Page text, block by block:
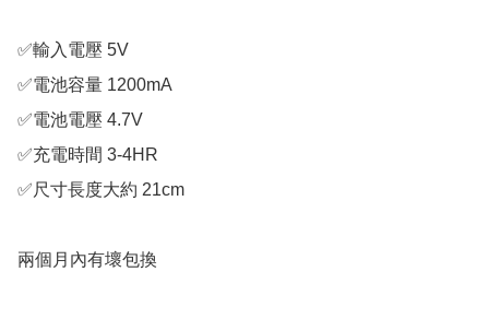
✅輸入電壓 5V
✅電池容量 1200mA
✅電池電壓 4.7V
✅充電時間 3-4HR
✅尺寸長度大約 21cm
兩個月內有壞包換